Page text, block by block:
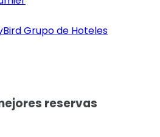
Grupo de Hoteles
reservas